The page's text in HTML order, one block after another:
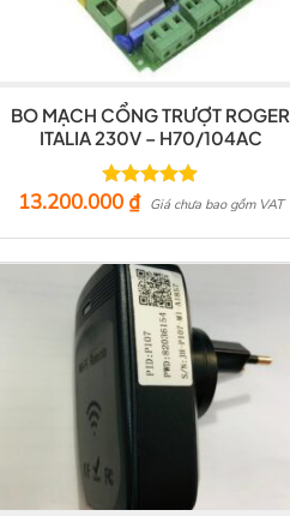
BO MẠCH CỔNG TRƯỢT ROGER
ITALIA 230V – H70/104AC
Được xếp
5 sao
13.200.000 ₫ Giá chưa bao gồm VAT